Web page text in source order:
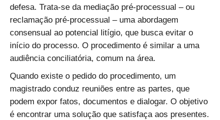
defesa. Trata-se da mediação pré-processual – ou
reclamação pré-processual – uma abordagem
consensual ao potencial litígio, que busca evitar o
início do processo. O procedimento é similar a uma
audiência conciliatória, comum na área.
Quando existe o pedido do procedimento, um
magistrado conduz reuniões entre as partes, que
podem expor fatos, documentos e dialogar. O objetivo
é encontrar uma solução que satisfaça aos presentes.